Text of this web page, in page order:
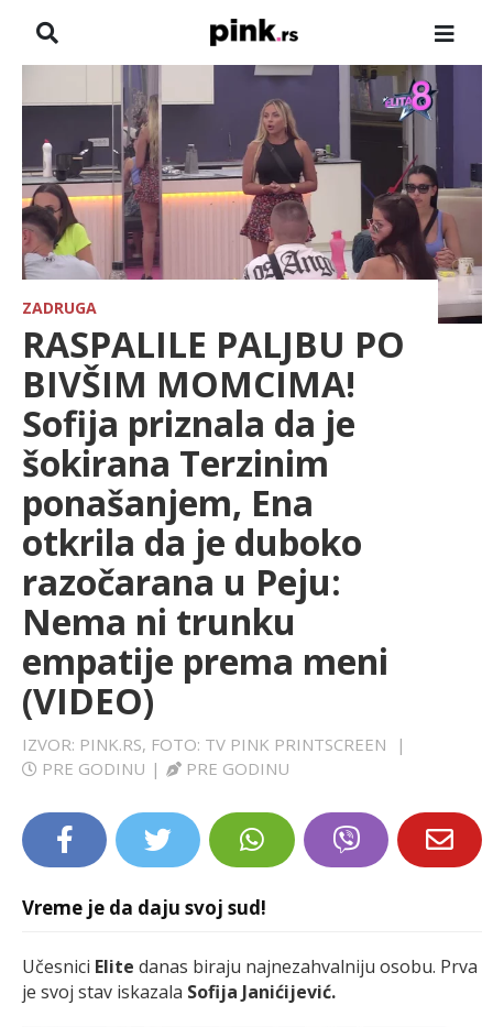
VESTI
ZADRUGA
SHOWBIZ
HRONIKA
FARMERI
TV
SPORT
LIFESTYLE
EXTRA
ZADRUGA
RASPALILE PALJBU PO
BIVŠIM MOMCIMA!
Sofija priznala da je
šokirana Terzinim
ponašanjem, Ena
otkrila da je duboko
razočarana u Peju:
Nema ni trunku
empatije prema meni
(VIDEO)
IZVOR: PINK.RS, FOTO: TV PINK PRINTSCREEN
|
PRE GODINU | PRE GODINU
Vreme je da daju svoj sud!
Učesnici Elite danas biraju najnezahvalniju osobu. Prva
je svoj stav iskazala Sofija Janićijević.